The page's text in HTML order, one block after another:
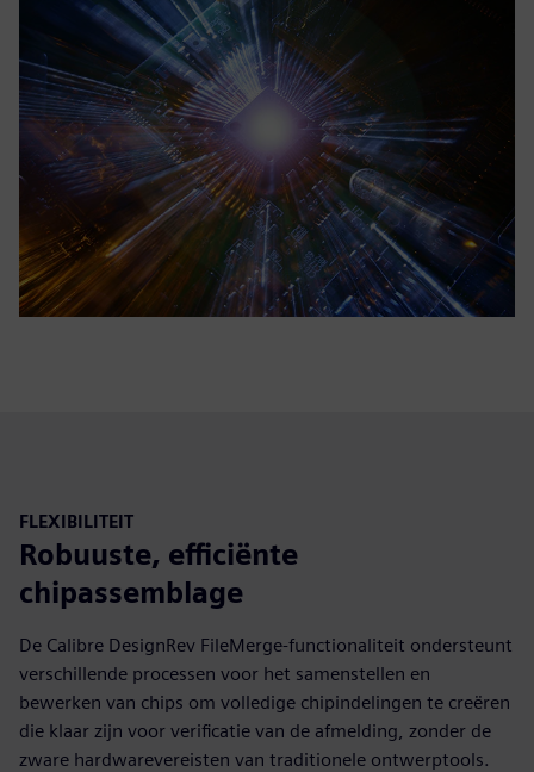
FLEXIBILITEIT
Robuuste, efficiënte
chipassemblage
De Calibre DesignRev FileMerge-functionaliteit ondersteunt
verschillende processen voor het samenstellen en
bewerken van chips om volledige chipindelingen te creëren
die klaar zijn voor verificatie van de afmelding, zonder de
zware hardwarevereisten van traditionele ontwerptools.